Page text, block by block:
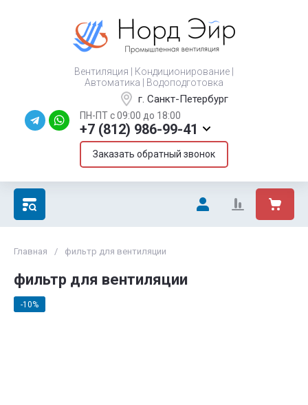
Вентиляция | Кондиционирование |
Автоматика | Водоподготовка
г. Санкт-Петербург
ПН-ПТ с 09:00 до 18:00
+7 (812) 986-99-41
Заказать обратный звонок
Главная / фильтр для вентиляции
фильтр для вентиляции
-10%